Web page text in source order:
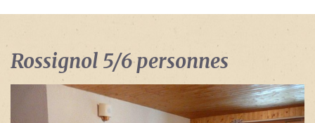
Rossignol 5/6 personnes
?
de